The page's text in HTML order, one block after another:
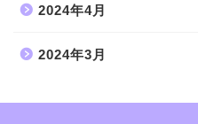
2024年4月
2024年3月